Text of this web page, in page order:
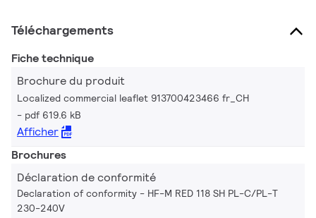
Téléchargements
Fiche technique
Brochure du produit
Localized commercial leaflet 913700423466 fr_CH
pdf 619.6 kB
Afficher
Brochures
Déclaration de conformité
Declaration of conformity - HF-M RED 118 SH PL-C/PL-T
230-240V